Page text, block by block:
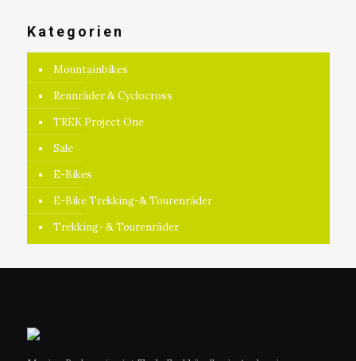
Kategorien
Mountainbikes
Rennräder & Cyclocross
TREK Project One
Sale
E-Bikes
E-Bike Trekking-& Tourenräder
Trekking- & Tourenräder